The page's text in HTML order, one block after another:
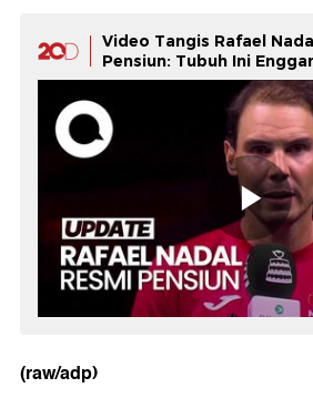
Video Tangis Rafael
Pensiun: Tubuh Ini
(raw/adp)